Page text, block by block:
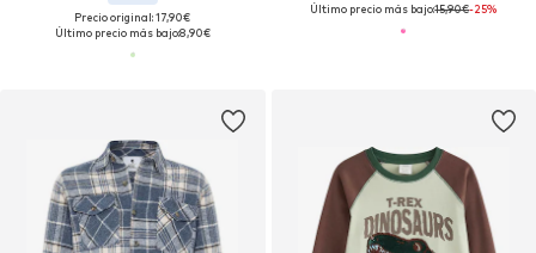
Precio original: 17,90€
Último precio más bajo:8,90€
Último precio más bajo:15,90€-25%